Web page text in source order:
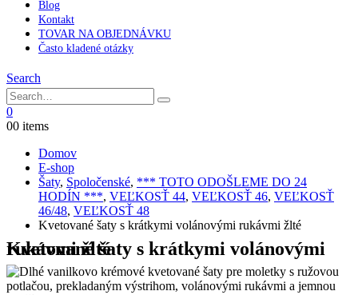
Blog
Kontakt
TOVAR NA OBJEDNÁVKU
Často kladené otázky
Search
0
00 items
Domov
E-shop
Šaty, Spoločenské, *** TOTO ODOŠLEME DO 24
HODÍN ***, VEĽKOSŤ 44, VEĽKOSŤ 46, VEĽKOSŤ
46/48, VEĽKOSŤ 48
Kvetované šaty s krátkymi volánovými rukávmi žlté
Kvetované šaty s krátkymi volánovými rukávmi žlté